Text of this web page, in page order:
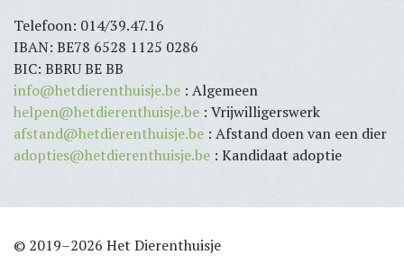
Telefoon: 014/39.47.16
IBAN: BE78 6528 1125 0286
BIC: BBRU BE BB
info@hetdierenthuisje.be : Algemeen
helpen@hetdierenthuisje.be : Vrijwilligerswerk
afstand@hetdierenthuisje.be : Afstand doen van een dier
adopties@hetdierenthuisje.be : Kandidaat adoptie
© 2019–2026 Het Dierenthuisje